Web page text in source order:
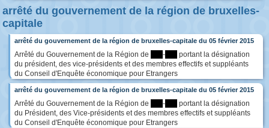
arrêté du gouvernement de la région de bruxelles-
capitale
arrêté du gouvernement de la région de bruxelles-capitale du 05 février 2015
Arrêté du Gouvernement de la Région de -
portant la désignation
du président, des vice-présidents et des membres effectifs et suppléants
du Conseil d'Enquête économique pour Etrangers
arrêté du gouvernement de la région de bruxelles-capitale du 05 février 2015
Arrêté du Gouvernement de la Région de -
portant la désignation
du Président, des Vice-présidents et des membres effectifs et suppléants
du Conseil d'Enquête économique pour Etrangers